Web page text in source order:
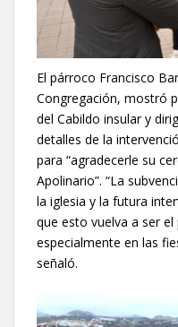
El párroco Francisco
Congregación, mostró
del Cabildo insular y
detalles de la
para “agradecerle su
Apolinario”. “La
la iglesia y la futura
que esto vuelva a ser
especialmente en las
señaló.